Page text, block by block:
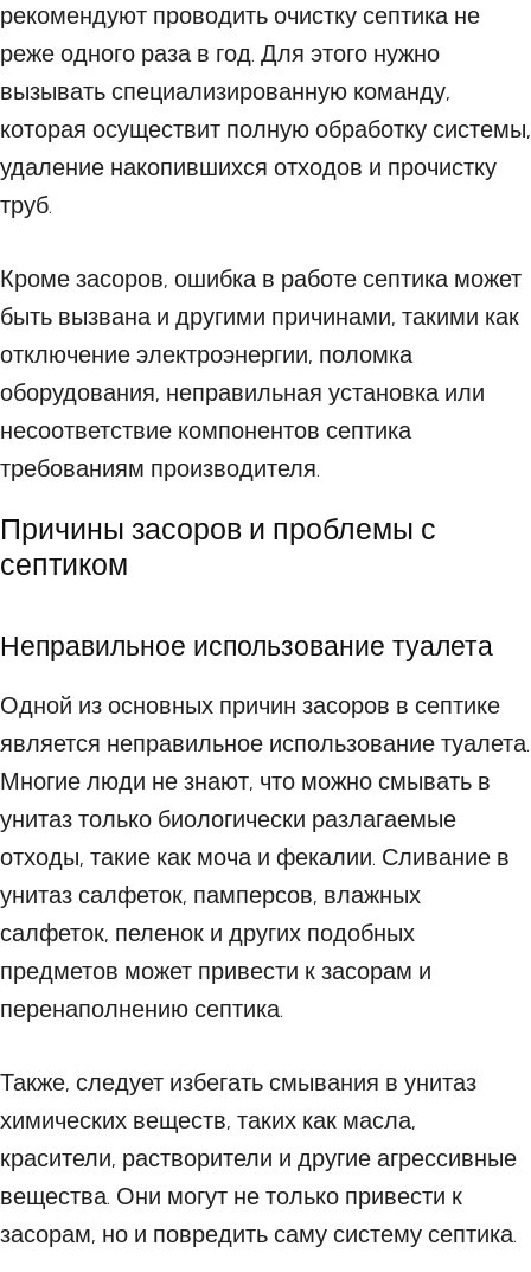
рекомендуют проводить очистку септика не
реже одного раза в год. Для этого нужно
вызывать специализированную команду,
которая осуществит полную обработку системы,
удаление накопившихся отходов и прочистку
труб.
Кроме засоров, ошибка в работе септика может
быть вызвана и другими причинами, такими как
отключение электроэнергии, поломка
оборудования, неправильная установка или
несоответствие компонентов септика
требованиям производителя.
Причины засоров и проблемы с
септиком
Неправильное использование туалета
Одной из основных причин засоров в септике
является неправильное использование туалета.
Многие люди не знают, что можно смывать в
унитаз только биологически разлагаемые
отходы, такие как моча и фекалии. Сливание в
унитаз салфеток, памперсов, влажных
салфеток, пеленок и других подобных
предметов может привести к засорам и
перенаполнению септика.
Также, следует избегать смывания в унитаз
химических веществ, таких как масла,
красители, растворители и другие агрессивные
вещества. Они могут не только привести к
засорам, но и повредить саму систему септика.